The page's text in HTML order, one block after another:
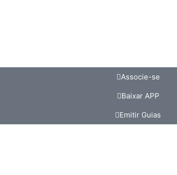
Associe-se
Baixar APP
Emitir Guias